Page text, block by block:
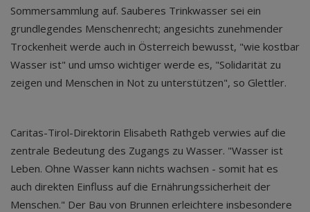
Sommersammlung auf. Sauberes Trinkwasser sei ein
grundlegendes Menschenrecht; angesichts zunehmender
Trockenheit werde auch in Österreich bewusst, "wie kostbar
Wasser ist" und umso wichtiger werde es, "Solidarität zu
zeigen und Menschen in Not zu unterstützen", so Glettler.
Caritas-Tirol-Direktorin Elisabeth Rathgeb verwies auf die
zentrale Bedeutung des Zugangs zu Wasser. "Wasser ist
Leben. Ohne Wasser kann nichts wachsen - somit hat es
auch direkten Einfluss auf die Ernährungssicherheit der
Menschen." Der Bau von Brunnen erleichtere insbesondere